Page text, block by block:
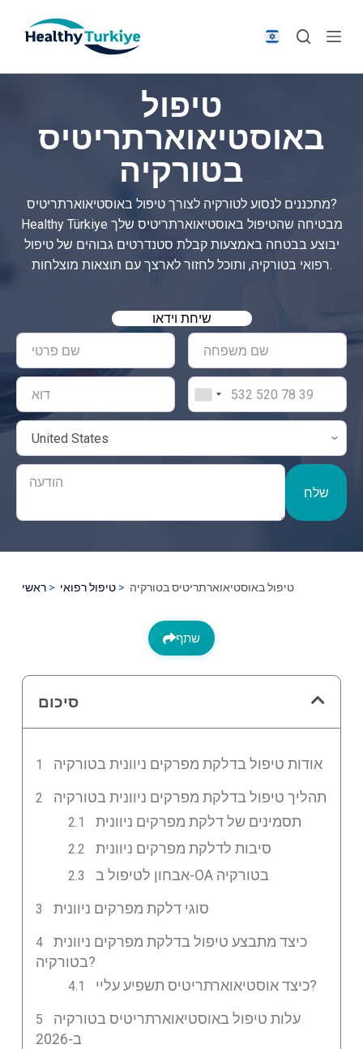
p
e
טיפול
באוסטיאוארתריטיס
בטורקיה
מתכננים לנסוע לטורקיה לצורך טיפול באוסטיאוארתריטיס?
Healthy Türkiye מבטיחה שהטיפול באוסטיאוארתריטיס שלך
יבוצע בבטחה באמצעות קבלת סטנדרטים גבוהים של טיפול
רפואי בטורקיה, ותוכל לחזור לארצך עם תוצאות מוצלחות.
שיחת וידאו
שלח
ראשי טיפול רפואי טיפול באוסטיאוארתריטיס בטורקיה
שתף
סיכום
אודות טיפול בדלקת מפרקים ניוונית בטורקיה
תהליך טיפול בדלקת מפרקים ניוונית בטורקיה
תסמינים של דלקת מפרקים ניוונית
סיבות לדלקת מפרקים ניוונית
אבחון לטיפול ב-OA בטורקיה
סוגי דלקת מפרקים ניוונית
כיצד מתבצע טיפול בדלקת מפרקים ניוונית
בטורקיה?
כיצד אוסטיאוארתריטיס תשפיע עליי?
עלות טיפול באוסטיאוארתריטיס בטורקיה
ב-2026